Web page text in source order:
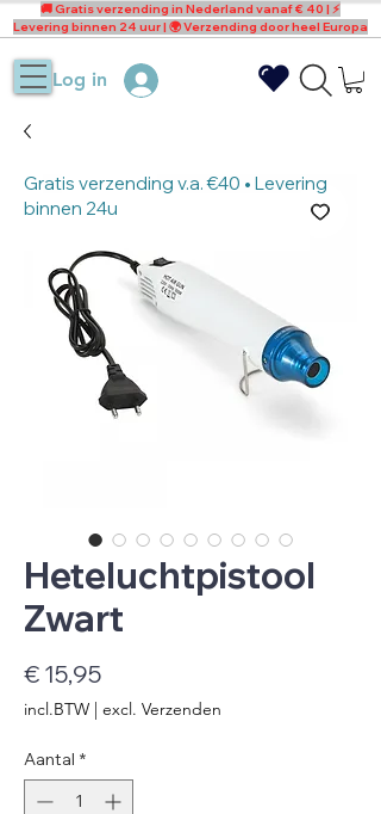
Log in
🚚 Gratis verzending in Nederland vanaf € 40 | ⚡
Levering binnen 24 uur | 🌍 Verzending door heel Europa
Heteluchtpistool
Zwart
€ 15,95Prijs
incl.BTW | excl. Verzenden
Aantal *
Gratis verzending v.a. €40 • Levering
binnen 24u